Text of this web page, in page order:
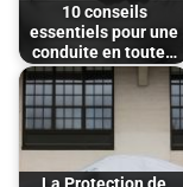
10 conseils
essentiels pour une
conduite en toute…